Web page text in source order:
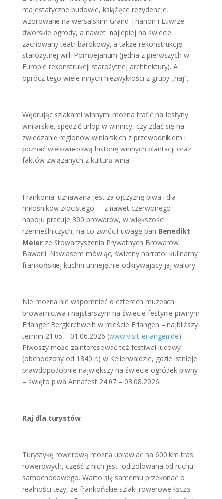
majestatyczne budowle, książęce rezydencje,
wzorowane na wersalskim Grand Trianon i Luwrze
dworskie ogrody, a nawet najlepiej na świecie
zachowany teatr barokowy, a także rekonstrukcję
starożytnej willi Pompejanum (jedna z pierwszych w
Europie rekonstrukcji starożytnej architektury). A
oprócz tego wiele innych niezwykłości z grupy „naj”.
Wędrując szlakami winnymi można trafić na festyny
winiarskie, spędzić urlop w winnicy, czy zdać się na
zwiedzanie regionów winiarskich z przewodnikiem i
poznać wielowiekową historię winnych plantacji oraz
faktów związanych z kulturą wina.
Frankonia uznawana jest za ojczyznę piwa i dla
miłośników złocistego – z nawet czerwonego –
napoju pracuje 300 browarów, w większości
rzemieślniczych, na co zwrócił uwagę pan Benedikt
Meier ze Stowarzyszenia Prywatnych Browarów
Bawarii. Nawiasem mówiąc, świetny narrator kulinarny
frankońskiej kuchni umiejętnie odkrywający jej walory.
Nie można nie wspomnieć o czterech muzeach
browarnictwa i najstarszym na świecie festynie piwnym
Erlanger Bergkirchweih w mieście Erlangen – najbliższy
termin 21.05 – 01.06.2026 (www.visit-erlangen.de).
Piwoszy może zainteresować też festiwal ludowy
(obchodzony od 1840 r.) w Kellerwaldzie, gdzie istnieje
prawdopodobnie największy na świecie ogródek piwny
– święto piwa Annafest 24.07 – 03.08.2026.
Raj dla turystów
Turystykę rowerową można uprawiać na 600 km tras
rowerowych, część z nich jest odizolowana od ruchu
samochodowego. Warto się samemu przekonać o
realności tezy, że frankońskie szlaki rowerowe łączą